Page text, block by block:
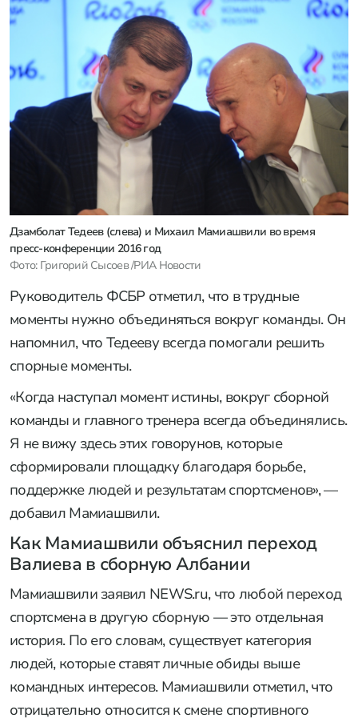
Дзамболат Тедеев (слева) и Михаил Мамиашвили во время
пресс-конференции 2016 год
Фото: Григорий Сысоев /РИА Новости
Руководитель ФСБР отметил, что в трудные
моменты нужно объединяться вокруг команды. Он
напомнил, что Тедееву всегда помогали решить
спорные моменты.
«Когда наступал момент истины, вокруг сборной
команды и главного тренера всегда объединялись.
Я не вижу здесь этих говорунов, которые
сформировали площадку благодаря борьбе,
поддержке людей и результатам спортсменов», —
добавил Мамиашвили.
Как Мамиашвили объяснил переход
Валиева в сборную Албании
Мамиашвили заявил NEWS.ru, что любой переход
спортсмена в другую сборную — это отдельная
история. По его словам, существует категория
людей, которые ставят личные обиды выше
командных интересов. Мамиашвили отметил, что
отрицательно относится к смене спортивного